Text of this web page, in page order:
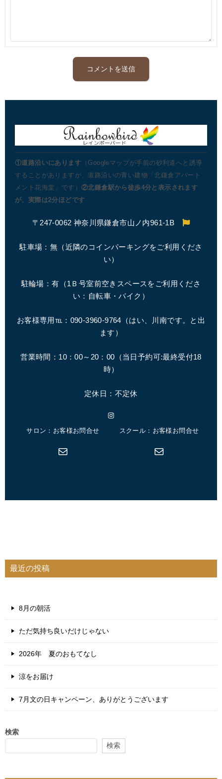
①道路沿いにあります （Googleマップが手前の砂利道へと誘導
することがありますが、道路沿いの青い建物「北鎌倉アパート
メント花海棠」です） ②北鎌倉駅から徒歩4分と表示されます
が、実際は2分ほどです
〒247-0062 神奈川県鎌倉市山ノ内961-1B
駐車場：無（近隣のコインパーキングをご利用くださ
い）
駐輪場：有（1Ｂ号室前空きスペースをご利用くださ
い：自転車・バイク）
お客様専用℡：090-3960-9764（はい、川南です。と出
ます）
営業時間：10：00～20：00（当日予約可:最終受付18
時）
定休日：不定休
Instagram
サロン：お客様お問合せ
メール
スクール：お客様お問合せ
メール
最近の投稿
8月の朝活
ただ気持ち良いだけじゃない
2026年 夏のおもてなし
涼をお届け
7月文の日キャンペーン、ありがとうございます
検索
検索